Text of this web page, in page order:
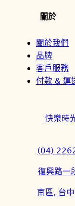
關於
關於我們
品牌
客戶服務
付款 & 運
快樂時
(04)
復興路一
南區, 台